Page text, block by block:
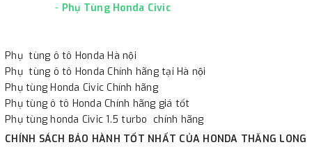
- Phụ Tùng Honda Civic
Phụ tùng ô tô Honda Hà nội
Phụ tùng ô tô Honda Chính hãng tại Hà nội
Phụ tùng Honda Civic Chính hãng
Phụ tùng ô tô Honda Chính hãng giá tốt
Phụ tùng honda Civic 1.5 turbo chính hãng
CHÍNH SÁCH BẢO HÀNH TỐT NHẤT CỦA HONDA THĂNG LONG